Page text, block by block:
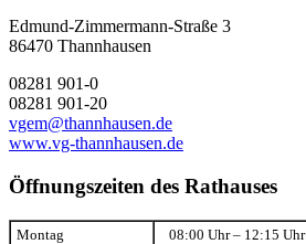
Edmund-Zimmermann-Straße 3
86470 Thannhausen
08281 901-0
08281 901-20
vgem@thannhausen.de
www.vg-thannhausen.de
Öffnungszeiten des Rathauses
Montag 08:00 Uhr – 12:15 Uhr